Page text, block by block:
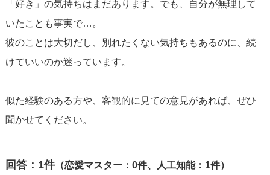
「好き」の気持ちはまだあります。でも、自分が無理して
いたことも事実で…。
彼のことは大切だし、別れたくない気持ちもあるのに、続
けていいのか迷っています。
似た経験のある方や、客観的に見ての意見があれば、ぜひ
聞かせてください。
回答： 1件（恋愛マスター：0件、人工知能：1件）